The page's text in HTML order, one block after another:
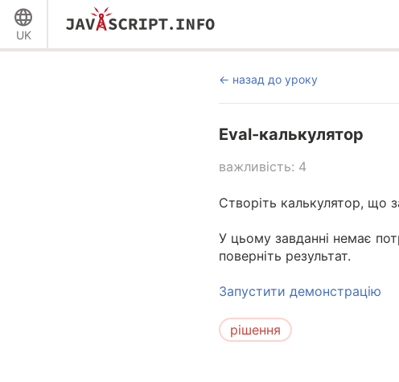
UK
назад до уроку
Eval-калькулятор
важливість: 4
Створіть калькулятор, що
У цьому завданні немає
поверніть результат.
Запустити демонстрацію
рішення